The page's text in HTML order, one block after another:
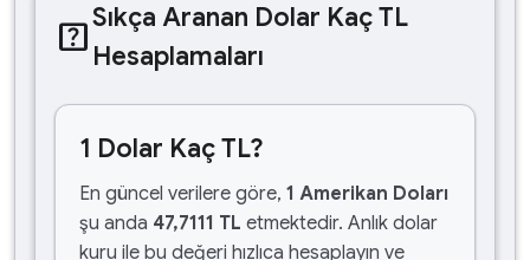
help_centerSıkça Aranan Dolar Kaç TL
Hesaplamaları
1 Dolar Kaç TL?
En güncel verilere göre, 1 Amerikan Doları
şu anda 47,7111 TL etmektedir. Anlık dolar
kuru ile bu değeri hızlıca hesaplayın ve